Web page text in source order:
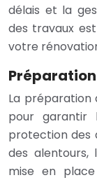
délais et la
des travaux
votre
La préparation
pour garantir
protection des
des alentours,
mise en